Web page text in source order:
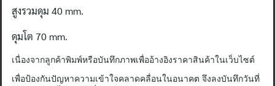
สูงรวมดุม 40 mm.
ดุมโต 70 mm.
เนื่องจากลูกค้าพิมพ์หรือบันทึกภาพเพื่ออ้างอิงราคาสินค้าในเว็บไซต์
เพื่อป้องกันปัญหาความเข้าใจคลาดคลื่อนในอนาคต จึงลงบันทึกวันที่